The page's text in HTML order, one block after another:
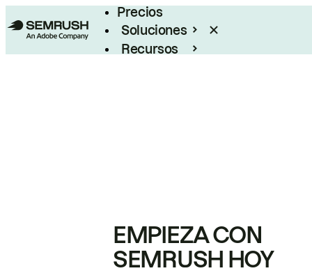
Precios
Soluciones
Recursos
EMPIEZA CON
SEMRUSH HOY